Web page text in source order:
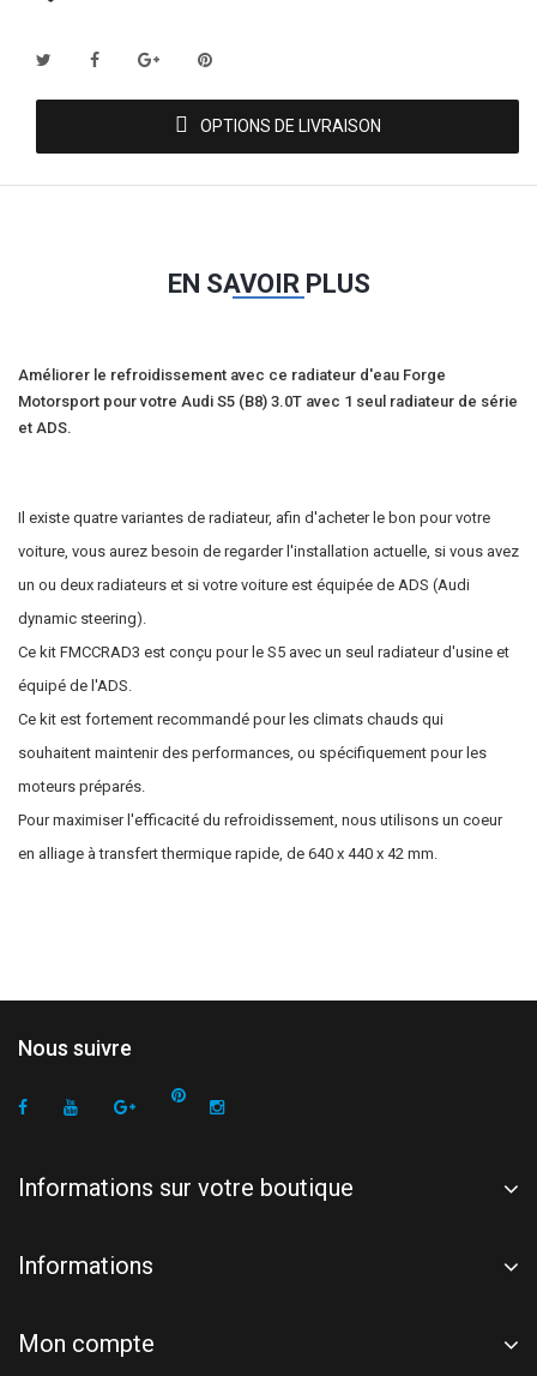
OPTIONS DE LIVRAISON
EN SAVOIR PLUS
Améliorer le refroidissement avec ce radiateur d'eau Forge
Motorsport pour votre Audi S5 (B8) 3.0T avec 1 seul radiateur de série
et ADS.
Il existe quatre variantes de radiateur, afin d'acheter le bon pour votre
voiture, vous aurez besoin de regarder l'installation actuelle, si vous avez
un ou deux radiateurs et si votre voiture est équipée de ADS (Audi
dynamic steering).
Ce kit FMCCRAD3 est conçu pour le S5 avec un seul radiateur d'usine et
équipé de l'ADS.
Ce kit est fortement recommandé pour les climats chauds qui
souhaitent maintenir des performances, ou spécifiquement pour les
moteurs préparés.
Pour maximiser l'efficacité du refroidissement, nous utilisons un coeur
en alliage à transfert thermique rapide, de 640 x 440 x 42 mm.
Nous suivre
Informations sur votre boutique
Informations
Mon compte